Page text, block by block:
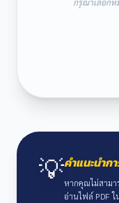
💡คำแนะนำก
หากคุณไม่สามา
อ่านไฟล์ PDF